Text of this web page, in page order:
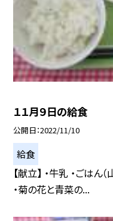
１１月９日の給食
公開日 2022/11/10
給食
【献立】 ・牛乳 ・ごは
・菊の花と青菜の...